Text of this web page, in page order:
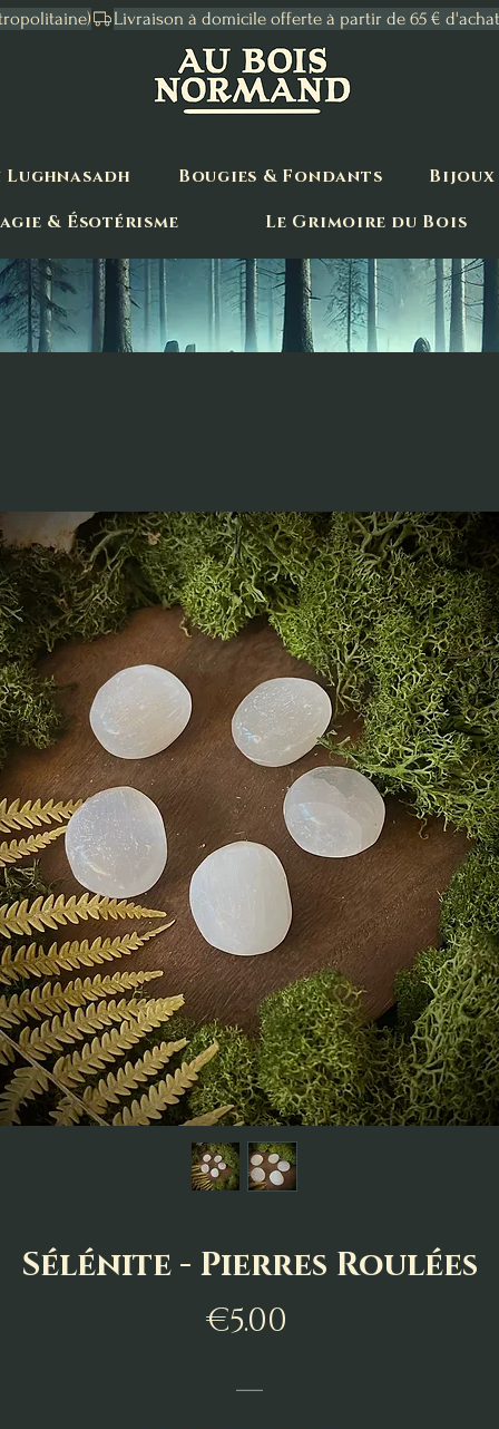
Bougies & Fondants Bijoux
& Ésotérisme
Le Grimoire du Bois
Sélénite - Pierres Roulées
€5.00